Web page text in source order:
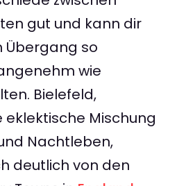
gut und kann dir
Übergang so
wie
Bielefeld,
Mischung
Nachtleben,
deutlich von den